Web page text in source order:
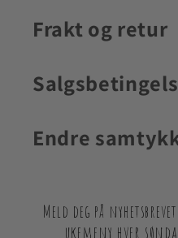
Frakt og retur
Endre
Meld deg på
ukemeny hver